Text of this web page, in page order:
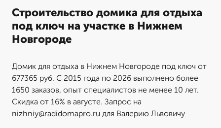
Строительство домика для отдыха
под ключ на участке в Нижнем
Новгороде
Домик для отдыха в Нижнем Новгороде под ключ от
677365 руб. С 2015 года по 2026 выполнено более
1650 заказов, опыт специалистов не менее 10 лет.
Скидка от 16% в августе. Запрос на
nizhniy@radidomapro.ru для Валерию Львовичу